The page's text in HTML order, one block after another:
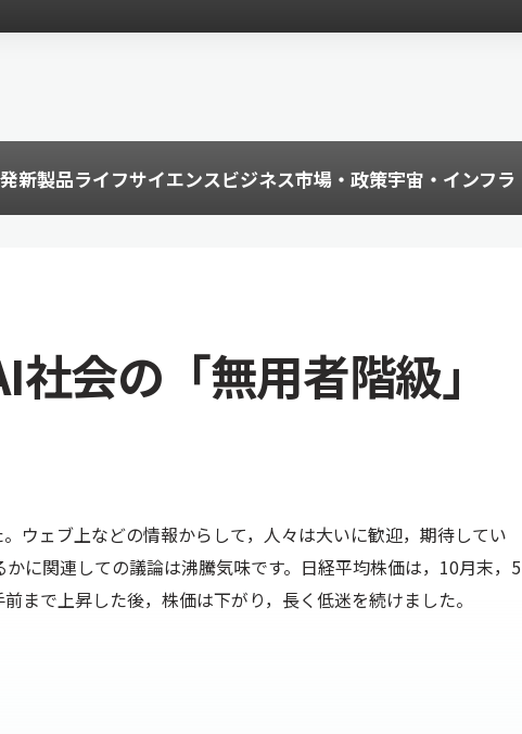
新製品ライフサイエンスビジネス市場・政策宇宙・インフラ
会の「無用者階級」
ウェブ上などの情報からして，人々は大いに歓迎，期待してい
に関連しての議論は沸騰気味です。日経平均株価は，10月末，5
まで上昇した後，株価は下がり，長く低迷を続けました。